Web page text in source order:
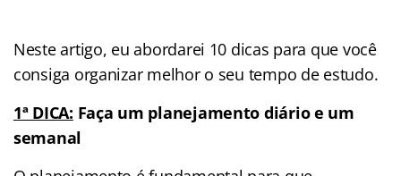
Neste artigo, eu abordarei 10 dicas para que você
consiga organizar melhor o seu tempo de estudo.
1ª DICA: Faça um planejamento diário e um
semanal